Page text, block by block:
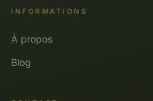
INFORMATIONS
À propos
Blog